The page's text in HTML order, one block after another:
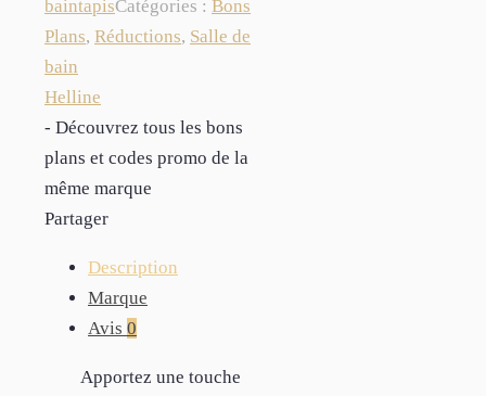
baintapisCatégories : Bons
Plans, Réductions, Salle de
bain
Helline
- Découvrez tous les bons
plans et codes promo de la
même marque
Partager
Description
Marque
Avis 0
Apportez une touche